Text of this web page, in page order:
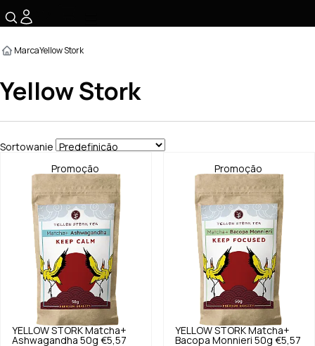
MarcaYellow Stork
Yellow Stork
Sortowanie
Promoção
YELLOW STORK Matcha+
Ashwagandha 50g €5,57
Promoção
YELLOW STORK Matcha+
Bacopa Monnieri 50g €5,57